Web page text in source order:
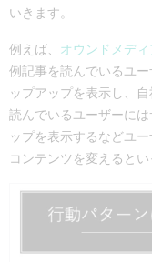
いきます。
例えば、 オウンドメディ
例記事を読んでいるユ
ップアップを表示し、
読んでいるユーザーに
ップを表示するなどユ
コンテンツを変えるとい